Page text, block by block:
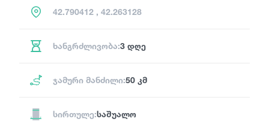
42.790412 , 42.263128
ხანგრძლივობა:3 დღე
ჯამური მანძილი:50 კმ
სირთულე:საშუალო